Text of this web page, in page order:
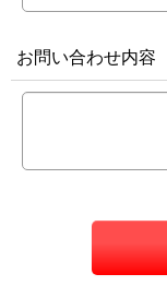
お問い合わせ内容